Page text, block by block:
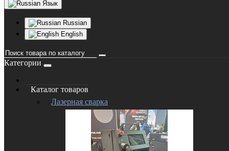
Язык
Russian
English
Категории
Каталог товаров
Лазерная сварка